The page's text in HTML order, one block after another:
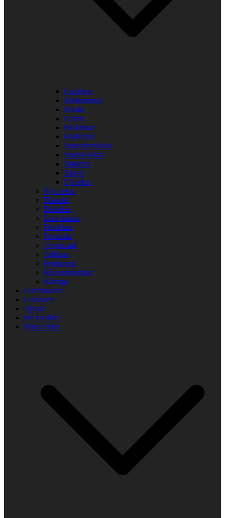
Laglekar
Midsommar
Musik
Namn
Påsklekar
Rastlekar
Samarbetslekar
Snabbalekar
Stafetter
Tagen
Utelekar
Nya lekar
Blandat
Bollekar
Lära känna
Festlekar
Förskola
Gympasal
Jullekar
Femkamp
Klassrumslekar
Kluriga
Lekfinnaren
Lekindex
Tipsa!
Bli medlem
Mina Sidor